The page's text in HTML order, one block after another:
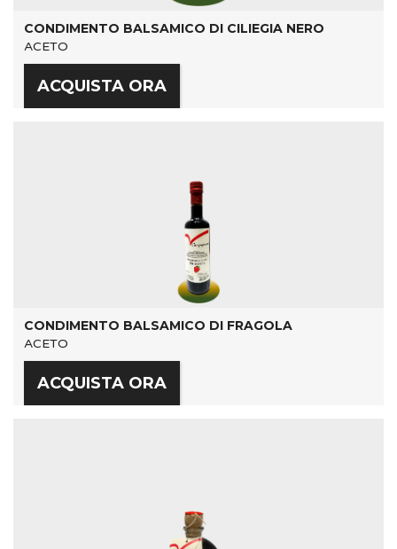
CONDIMENTO BALSAMICO DI CILIEGIA NERO
ACETO
ACQUISTA ORA
CONDIMENTO BALSAMICO DI FRAGOLA
ACETO
ACQUISTA ORA